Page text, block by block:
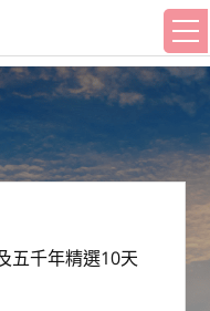
五千年精選10天